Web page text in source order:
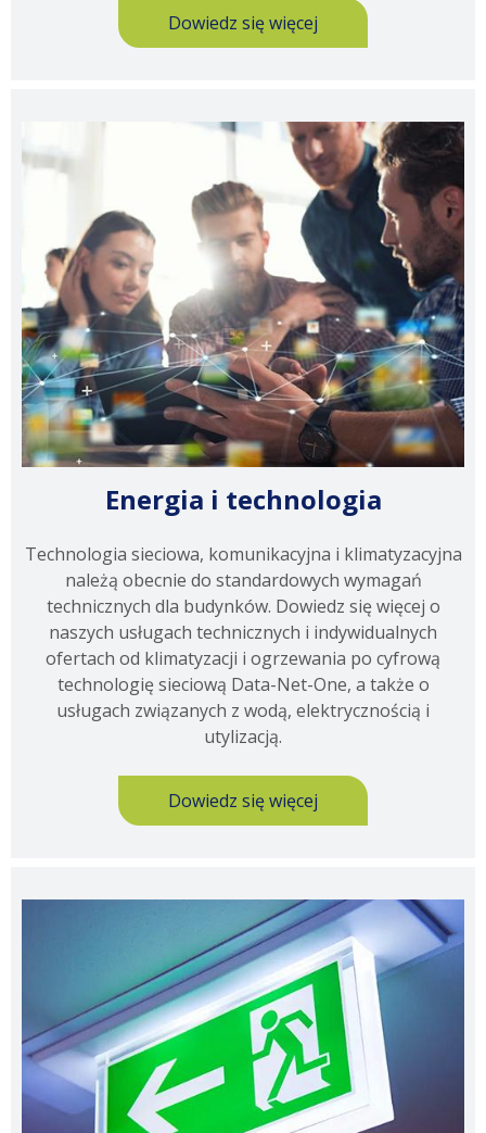
Dowiedz się więcej
Energia i technologia
Technologia sieciowa, komunikacyjna i klimatyzacyjna
należą obecnie do standardowych wymagań
technicznych dla budynków. Dowiedz się więcej o
naszych usługach technicznych i indywidualnych
ofertach od klimatyzacji i ogrzewania po cyfrową
technologię sieciową Data-Net-One, a także o
usługach związanych z wodą, elektrycznością i
utylizacją.
Dowiedz się więcej